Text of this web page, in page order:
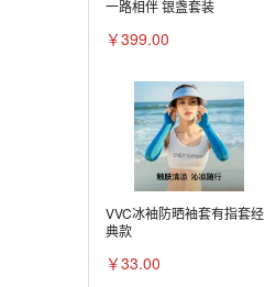
一路相伴 银盏套装
￥399.00
VVC冰袖防晒袖套有指套经
典款
￥33.00